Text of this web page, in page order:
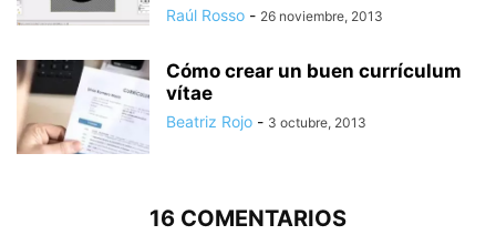
Raúl Rosso - 26 noviembre, 2013
Cómo crear un buen currículum
vítae
Beatriz Rojo - 3 octubre, 2013
16 COMENTARIOS